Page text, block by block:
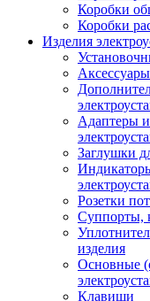
Коробки
Коробки
Изделия
Адаптеры
Заглушки
Розетки
Суппорты,
изделия
Основные
Клавиши